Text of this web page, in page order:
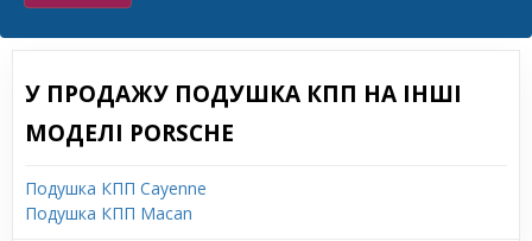
У ПРОДАЖУ ПОДУШКА КПП НА ІНШІ
МОДЕЛІ PORSCHE
Подушка КПП Cayenne
Подушка КПП Macan